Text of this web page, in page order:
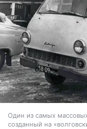
Один из самых
созданный на